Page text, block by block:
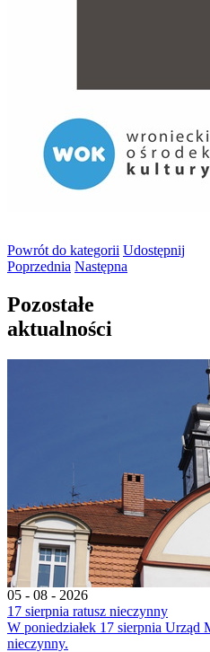
Powrót do kategorii Udostępnij
Poprzednia Następna
Pozostałe
aktualności
05 - 08 - 2026
17 sierpnia ratusz nieczynny
W poniedziałek 17 sierpnia
nieczynny.